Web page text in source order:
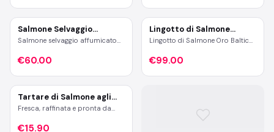
una consistenza succulenta che
lo distinguono da altre varietà di
salmone affumicato.
con legni pregiati di ciliegio e
castagno dell’Appennino
Toscano, il salmone Baltik nasce
per offrire AI palati più esigenti
un’esperienza gastronomica
unica, in cui freschezza e qualità
si fondono con un’eleganza
Salmone Selvaggio
Sockeye
Salmone selvaggio affumicato
e ricco di Omega-3. Gusto
cucina gourmet.
€60.00
Lingotto di Salmone
Affumicato
Lingotto di Salmone Oro Baltico
23Kt, una prelibatezza unica
tradizione alla preziosità
stupire a tavola o fare un regalo
€99.00
Tartare di Salmone agli
Agrumi
Fresca, raffinata e pronta da
agli Agrumi Baltik è il perfetto
€15.90